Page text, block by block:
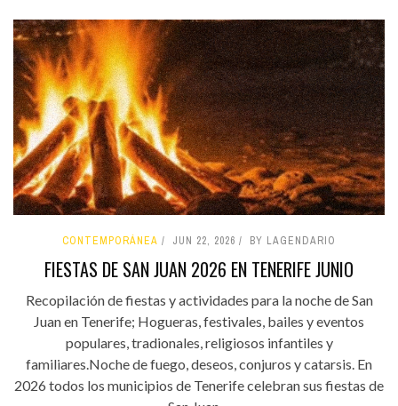
CONTEMPORÁNEA JUN 22, 2026 BY LAGENDARIO
FIESTAS DE SAN JUAN 2026 EN TENERIFE JUNIO
Recopilación de fiestas y actividades para la noche de San
Juan en Tenerife; Hogueras, festivales, bailes y eventos
populares, tradionales, religiosos infantiles y
familiares.Noche de fuego, deseos, conjuros y catarsis. En
2026 todos los municipios de Tenerife celebran sus fiestas de